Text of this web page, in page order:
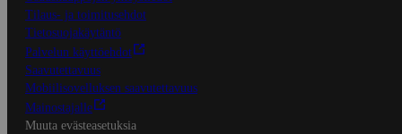
Tilaus- ja toimitusehdot
Tietosuojakäytäntö
Palvelun käyttöehdot
Saavutettavuus
Mobiilisovelluksen saavutettavuus
Mainostajalle
Muuta evästeasetuksia